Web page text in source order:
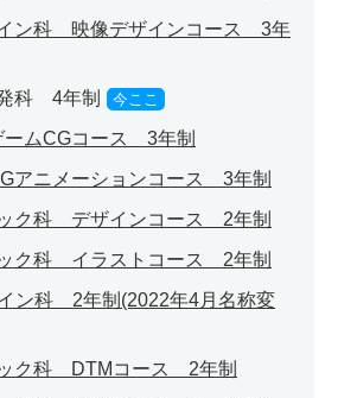
ン科 映像デザインコース 3年
科 4年制
今ここ
ムCGコース 3年制
アニメーションコース 3年制
ク科 デザインコース 2年制
ク科 イラストコース 2年制
ン科 2年制(2022年4月名称変
ク科 DTMコース 2年制